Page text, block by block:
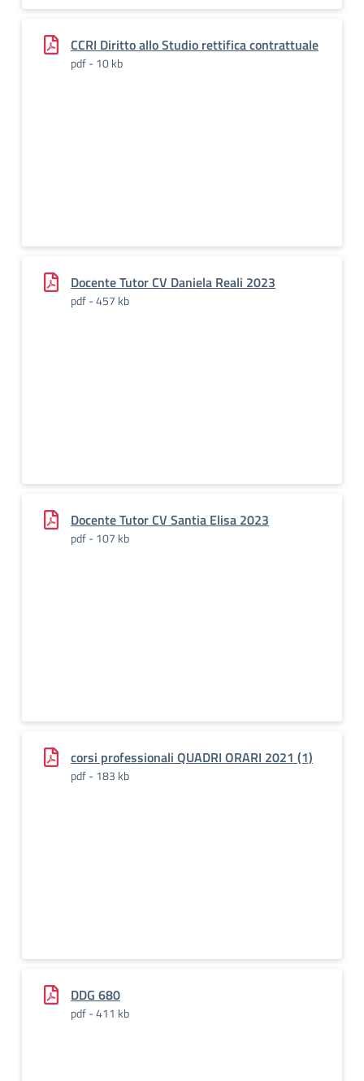
CCRI Diritto allo Studio rettifica contrattuale
pdf - 10 kb
Docente Tutor CV Daniela Reali 2023
pdf - 457 kb
Docente Tutor CV Santia Elisa 2023
pdf - 107 kb
corsi professionali QUADRI ORARI 2021 (1)
pdf - 183 kb
DDG 680
pdf - 411 kb